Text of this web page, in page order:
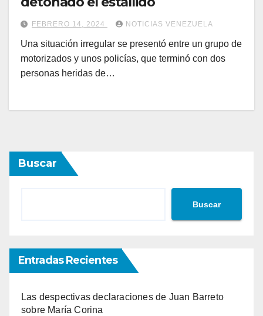
FEBRERO 14, 2024 NOTICIAS VENEZUELA
Una situación irregular se presentó entre un grupo de
motorizados y unos policías, que terminó con dos
personas heridas de…
Buscar
Buscar
Entradas Recientes
Las despectivas declaraciones de Juan Barreto
sobre María Corina